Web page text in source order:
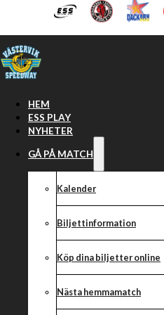
Hoppa till huvudinnehåll Hoppa
HEM
ESS PLAY
NYHETER
GÅ PÅ MATCH
Kalender
Biljettinformation
Köp dina biljetter online
Nästa hemmamatch